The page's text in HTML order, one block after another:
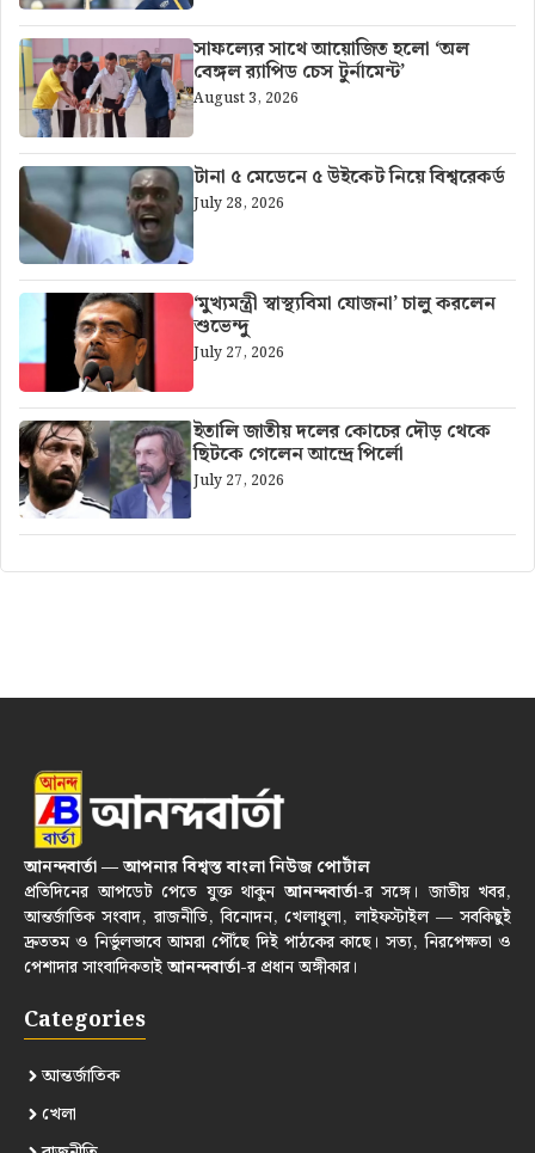
সাফল্যের সাথে আয়োজিত হলো ‘অল
বেঙ্গল র‍্যাপিড চেস টুর্নামেন্ট’
August 3, 2026
টানা ৫ মেডেনে ৫ উইকেট নিয়ে বিশ্বরেকর্ড
July 28, 2026
‘মুখ্যমন্ত্রী স্বাস্থ্যবিমা যোজনা’ চালু করলেন
শুভেন্দু
July 27, 2026
ইতালি জাতীয় দলের কোচের দৌড় থেকে
ছিটকে গেলেন আন্দ্রে পির্লো
July 27, 2026
আনন্দবার্তা — আপনার বিশ্বস্ত বাংলা নিউজ পোর্টাল
প্রতিদিনের আপডেট পেতে যুক্ত থাকুনআনন্দবার্তা-র সঙ্গে। জাতীয় খবর,
আন্তর্জাতিক সংবাদ, রাজনীতি, বিনোদন, খেলাধুলা, লাইফস্টাইল — সবকিছুই
দ্রুততম ও নির্ভুলভাবে আমরা পৌঁছে দিই পাঠকের কাছে। সত্য, নিরপেক্ষতা ও
পেশাদার সাংবাদিকতাইআনন্দবার্তা-র প্রধান অঙ্গীকার।
Categories
আন্তর্জাতিক
খেলা